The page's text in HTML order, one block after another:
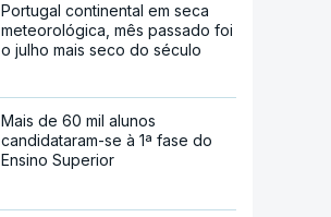
Portugal continental em seca
meteorológica, mês passado foi
o julho mais seco do século
Mais de 60 mil alunos
candidataram-se à 1ª fase do
Ensino Superior